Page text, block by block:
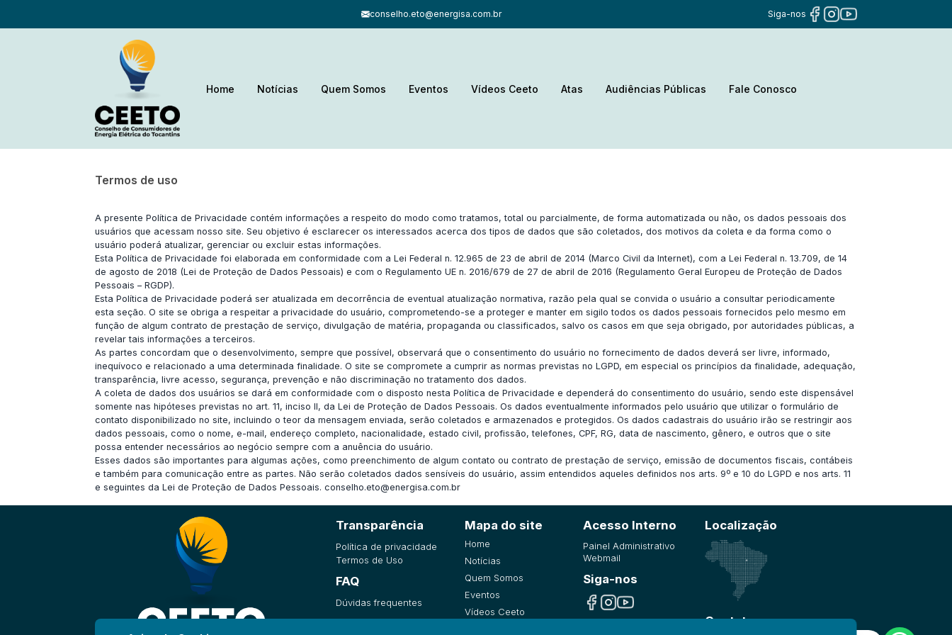
conselho.eto@energisa.com.br Siga-nos
Home Notícias Quem Somos Eventos Vídeos Ceeto Atas Audiências Públicas Fale Conosco
Termos de uso
A presente Política de Privacidade contém informações a respeito do modo como tratamos, total ou parcialmente, de forma automatizada ou não, os dados pessoais dos
usuários que acessam nosso site. Seu objetivo é esclarecer os interessados acerca dos tipos de dados que são coletados, dos motivos da coleta e da forma como o
usuário poderá atualizar, gerenciar ou excluir estas informações.
Esta Política de Privacidade foi elaborada em conformidade com a Lei Federal n. 12.965 de 23 de abril de 2014 (Marco Civil da Internet), com a Lei Federal n. 13.709, de 14
de agosto de 2018 (Lei de Proteção de Dados Pessoais) e com o Regulamento UE n. 2016/679 de 27 de abril de 2016 (Regulamento Geral Europeu de Proteção de Dados
Pessoais – RGDP).
Esta Política de Privacidade poderá ser atualizada em decorrência de eventual atualização normativa, razão pela qual se convida o usuário a consultar periodicamente
esta seção. O site se obriga a respeitar a privacidade do usuário, comprometendo-se a proteger e manter em sigilo todos os dados pessoais fornecidos pelo mesmo em
função de algum contrato de prestação de serviço, divulgação de matéria, propaganda ou classificados, salvo os casos em que seja obrigado, por autoridades públicas, a
revelar tais informações a terceiros.
As partes concordam que o desenvolvimento, sempre que possível, observará que o consentimento do usuário no fornecimento de dados deverá ser livre, informado,
inequívoco e relacionado a uma determinada finalidade. O site se compromete a cumprir as normas previstas no LGPD, em especial os princípios da finalidade, adequação,
transparência, livre acesso, segurança, prevenção e não discriminação no tratamento dos dados.
A coleta de dados dos usuários se dará em conformidade com o disposto nesta Política de Privacidade e dependerá do consentimento do usuário, sendo este dispensável
somente nas hipóteses previstas no art. 11, inciso II, da Lei de Proteção de Dados Pessoais. Os dados eventualmente informados pelo usuário que utilizar o formulário de
contato disponibilizado no site, incluindo o teor da mensagem enviada, serão coletados e armazenados e protegidos. Os dados cadastrais do usuário irão se restringir aos
dados pessoais, como o nome, e-mail, endereço completo, nacionalidade, estado civil, profissão, telefones, CPF, RG, data de nascimento, gênero, e outros que o site
possa entender necessários ao negócio sempre com a anuência do usuário.
Esses dados são importantes para algumas ações, como preenchimento de algum contato ou contrato de prestação de serviço, emissão de documentos fiscais, contábeis
e também para comunicação entre as partes. Não serão coletados dados sensíveis do usuário, assim entendidos aqueles definidos nos arts. 9º e 10 do LGPD e nos arts. 11
e seguintes da Lei de Proteção de Dados Pessoais.conselho.eto@energisa.com.br
Transparência
Política de privacidade
Termos de Uso
FAQ
Dúvidas frequentes
Mapa do site
Home
Notícias
Quem Somos
Eventos
Vídeos Ceeto
Acesso Interno
Painel Administrativo
Webmail
Siga-nos
Localização
Contato